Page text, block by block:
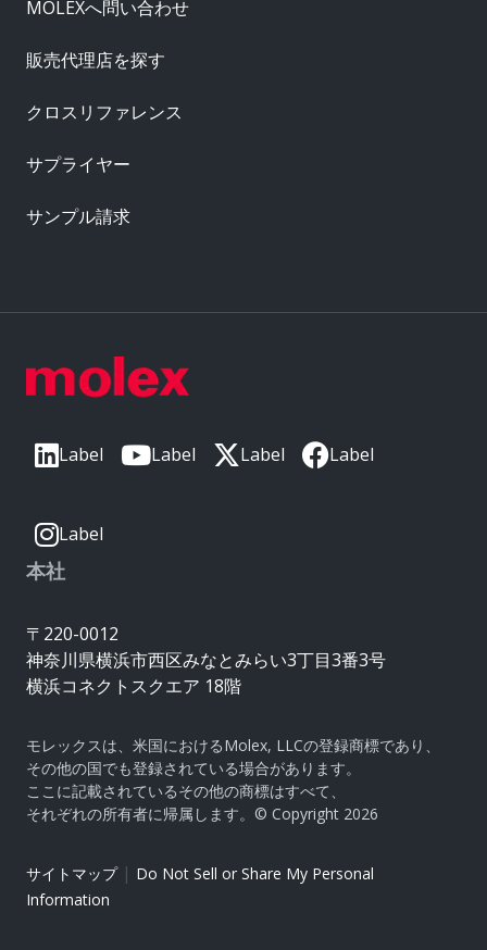
Label Label Label Label
Label
本社
〒220-0012
神奈川県横浜市西区みなとみらい3丁目3番3号
横浜コネクトスクエア 18階
モレックスは、米国におけるMolex, LLCの登録商標であり、
その他の国でも登録されている場合があります。
ここに記載されているその他の商標はすべて、
それぞれの所有者に帰属します。© Copyright 2026
サイトマップ| Do Not Sell or Share My Personal
Information
MOLEXへ問い合わせ
販売代理店を探す
クロスリファレンス
サプライヤー
サンプル請求